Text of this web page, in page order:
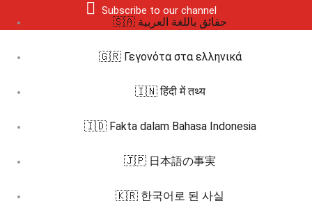
Subscribe to our channel
🇸🇦 حقائق باللغة العربية
🇬🇷 Γεγονότα στα ελληνικά
🇮🇳 हिंदी में तथ्य
🇮🇩 Fakta dalam Bahasa Indonesia
🇯🇵 日本語の事実
🇰🇷 한국어로 된 사실